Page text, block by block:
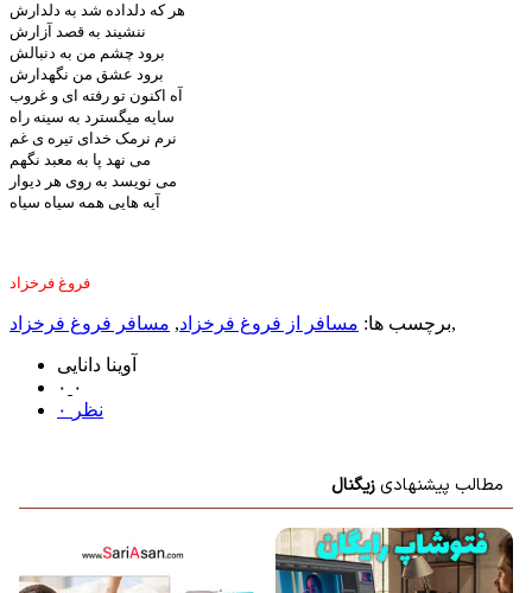
هر که دلداده شد به دلدارش
ننشیند به قصد آزارش
برود چشم من به دنبالش
برود عشق من نگهدارش
آه اکنون تو رفته ای و غروب
سایه میگسترد به سینه راه
نرم نرمک خدای تیره ی غم
می نهد پا به معبد نگهم
می نویسد به روی هر دیوار
آیه هایی همه سیاه سیاه
فروغ فرخزاد
برچسب ها: مسافر از فروغ فرخزاد, مسافر فروغ فرخزاد ,
آوینا دانایی
۰ ۰
۰ نظر